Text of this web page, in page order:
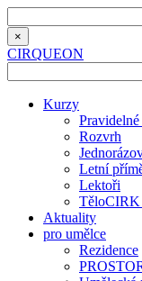
×
CIRQUEON
Kurzy
Rozvrh
Letní
Lektoři
TěloCIRK
Aktuality
pro umělce
Rezidence